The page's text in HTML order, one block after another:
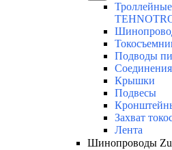
Подводы
Соединения
Крышки
Подвесы
Захват
Лента
Шинопроводы